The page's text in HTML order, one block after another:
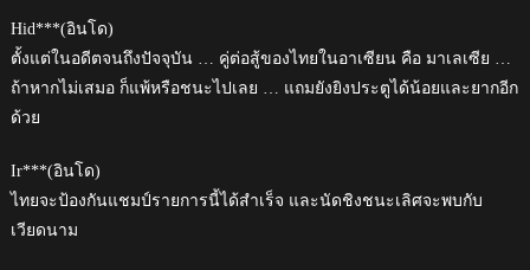
Hid***(อินโด)
ตั้งแต่ในอดีตจนถึงปัจจุบัน … คู่ต่อสู้ของไทยในอาเซียน คือ มาเลเซีย …
ถ้าหากไม่เสมอ ก็แพ้หรือชนะไปเลย … แถมยังยิงประตูได้น้อยและยากอีก
ด้วย
Ir***(อินโด)
ไทยจะป้องกันแชมป์รายการนี้ได้สำเร็จ และนัดชิงชนะเลิศจะพบกับ
เวียดนาม